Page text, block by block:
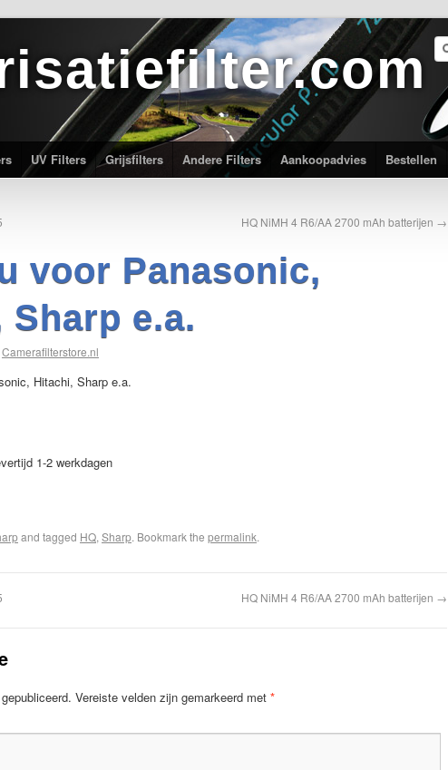
UV Filters Grijsfilters Andere Filters Aankoopadvies Bestellen
HQ NiMH 4 R6/AA 2700 mAh batterijen →
voor Panasonic,
Sharp e.a.
Camerafilterstore.nl
Hitachi, Sharp e.a.
1-2 werkdagen
and tagged HQ, Sharp. Bookmark the permalink.
HQ NiMH 4 R6/AA 2700 mAh batterijen →
Vereiste velden zijn gemarkeerd met *